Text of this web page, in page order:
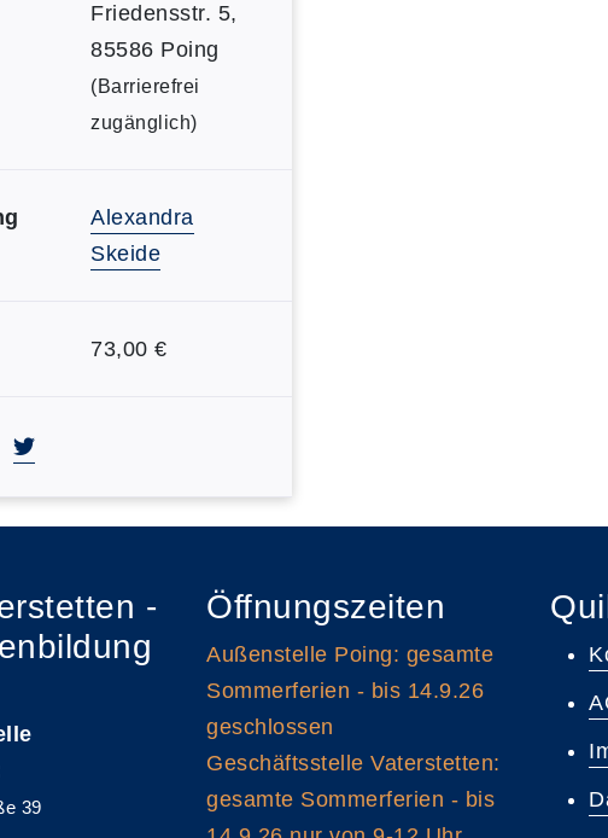
Friedensstr. 5,
85586 Poing
(Barrierefrei
zugänglich)
Alexandra
Skeide
73,00 €
-
39
Öffnungszeiten
Außenstelle Poing: gesamte
Sommerferien - bis 14.9.26
geschlossen
Geschäftsstelle Vaterstetten:
gesamte Sommerferien - bis